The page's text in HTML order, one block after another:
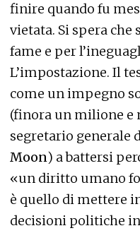
finire quando fu
vietata. Si spera che
fame e per
L’impostazione. Il
come un impegno
(finora un milione e
segretario generale
Moon) a battersi
«un diritto umano
è quello di mettere
decisioni politiche